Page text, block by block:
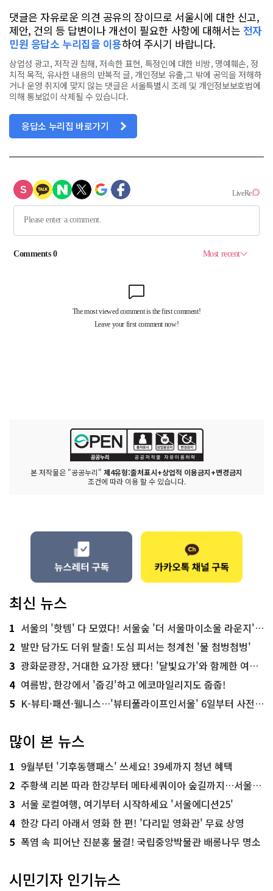
댓글은 자유로운 의견 공유의 장이므로 서울시에 대한 신고,
제안, 건의 등 답변이나 개선이 필요한 사항에 대해서는 전자
민원 응답소 누리집을 이용하여 주시기 바랍니다.
상업성 광고, 저작권 침해, 저속한 표현, 특정인에 대한 비방, 명예훼손, 정
치적 목적, 유사한 내용의 반복적 글, 개인정보 유출,그 밖에 공익을 저해하
거나 운영 취지에 맞지 않는 댓글은 서울특별시 조례 및 개인정보보호법에
의해 통보없이 삭제될 수 있습니다.
응답소 누리집 바로가기
본 저작물은 "공공누리" 제4유형:출처표시+상업적 이용금지+변경금지
조건에 따라 이용 할 수 있습니다.
최신 뉴스
1 서울의 '핫템' 다 모였다! 서울숲 '더 서울마이소울 라운지' 오픈
2 발만 담가도 더위 탈출! 도심 피서는 청계천 '물 첨벙첨벙'
3 광화문광장, 거대한 요가장 됐다! '달빛요가'와 함께한 여름밤 힐링
4 여름밤, 한강에서 '줍깅'하고 에코마일리지도 줍줍!
5 K-뷰티·패션·웰니스…'뷰티풀라이프인서울' 6일부터 사전 예약
많이 본 뉴스
1 9월부턴 '기후동행패스' 쓰세요! 39세까지 청년 혜택
2 주황색 리본 따라 한강부터 메타세쿼이아 숲길까지…서울둘레길 15코스
3 서울 로컬여행, 여기부터 시작하세요 '서울에디션25'
4 한강 다리 아래서 영화 한 편! '다리밑 영화관' 무료 상영
5 폭염 속 피어난 진분홍 물결! 국립중앙박물관 배롱나무 명소
시민기자 인기뉴스